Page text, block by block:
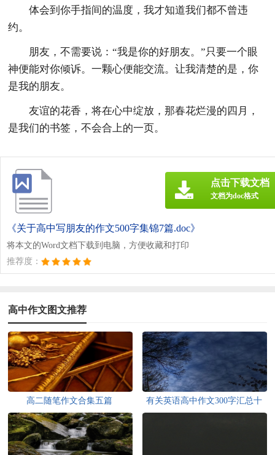
体会到你手指间的温度，我才知道我们都不曾违
约。
朋友，不需要说：“我是你的好朋友。”只要一个眼
神便能对你倾诉。一颗心便能交流。让我清楚的是，你
是我的朋友。
友谊的花香，将在心中绽放，那春花烂漫的四月，
是我们的书签，不会合上的一页。
《关于高中写朋友的作文500字集锦7篇.doc》
将本文的Word文档下载到电脑，方便收藏和打印
推荐度：
点击下载文档
文档为doc格式
高中作文图文推荐
高二随笔作文合集五篇
有关英语高中作文300字汇总十